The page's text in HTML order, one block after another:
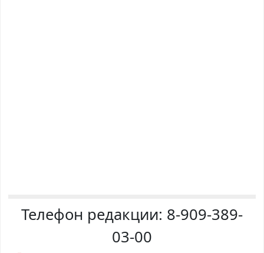
Телефон редакции: 8-909-389-
03-00